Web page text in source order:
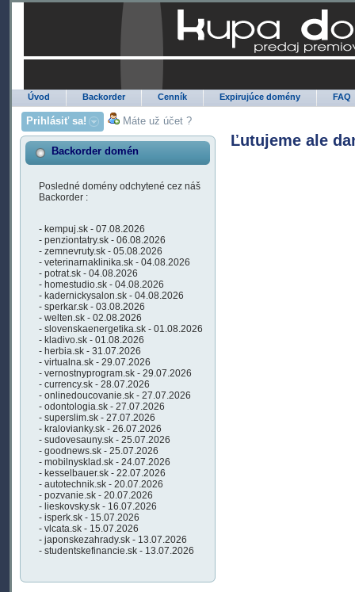
Úvod Backorder Cenník Expirujúce domény FAQ
Prihlásiť sa! Máte už účet ?
Backorder domén
Posledné domény odchytené cez náš
Backorder :
- kempuj.sk - 07.08.2026
- penziontatry.sk - 06.08.2026
- zemnevruty.sk - 05.08.2026
- veterinarnaklinika.sk - 04.08.2026
- potrat.sk - 04.08.2026
- homestudio.sk - 04.08.2026
- kadernickysalon.sk - 04.08.2026
- sperkar.sk - 03.08.2026
- welten.sk - 02.08.2026
- slovenskaenergetika.sk - 01.08.2026
- kladivo.sk - 01.08.2026
- herbia.sk - 31.07.2026
- virtualna.sk - 29.07.2026
- vernostnyprogram.sk - 29.07.2026
- currency.sk - 28.07.2026
- onlinedoucovanie.sk - 27.07.2026
- odontologia.sk - 27.07.2026
- superslim.sk - 27.07.2026
- kralovianky.sk - 26.07.2026
- sudovesauny.sk - 25.07.2026
- goodnews.sk - 25.07.2026
- mobilnysklad.sk - 24.07.2026
- kesselbauer.sk - 22.07.2026
- autotechnik.sk - 20.07.2026
- pozvanie.sk - 20.07.2026
- lieskovsky.sk - 16.07.2026
- isperk.sk - 15.07.2026
- vlcata.sk - 15.07.2026
- japonskezahrady.sk - 13.07.2026
- studentskefinancie.sk - 13.07.2026
Ľutujeme ale